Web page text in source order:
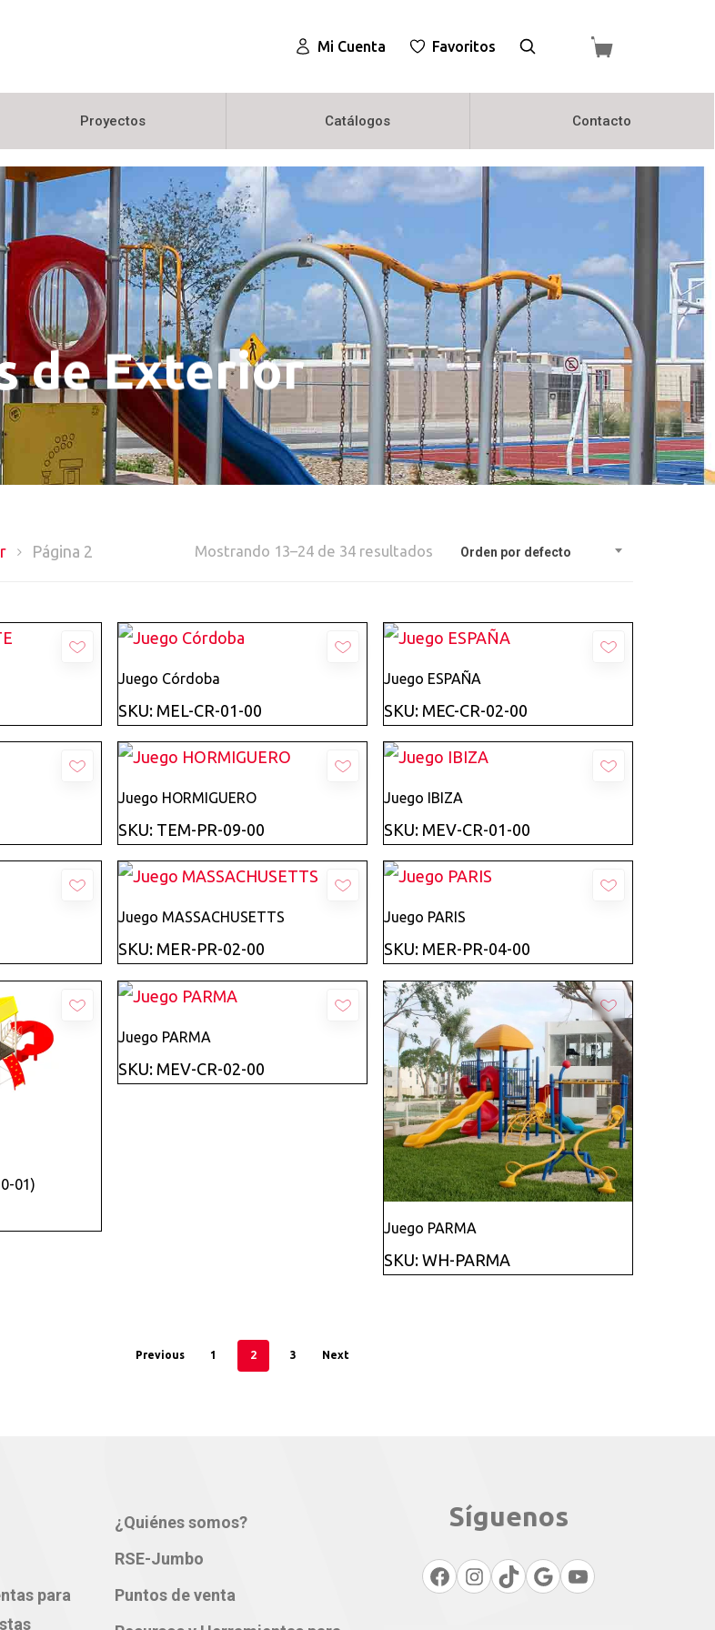
Mi Cuenta Favoritos
Proyectos Catálogos Contacto
de Exterior
Orden por defecto
Mostrando 13–24 de 34 resultados
Página 2
Juego Córdoba
SKU: MEL-CR-01-00
Juego ESPAÑA
SKU: MEC-CR-02-00
Añadir
Juego HORMIGUERO
SKU: TEM-PR-09-00
Juego IBIZA
SKU: MEV-CR-01-00
Añadir
Juego MASSACHUSETTS
SKU: MER-PR-02-00
Juego PARIS
SKU: MER-PR-04-00
01)
Juego PARMA
SKU: MEV-CR-02-00
Juego PARMA
SKU: WH-PARMA
Previous 1 2 3 Next
para
¿Quiénes somos?
RSE-Jumbo
Puntos de venta
Síguenos
Facebook
Instagram
TikTok
GoogleYouTube